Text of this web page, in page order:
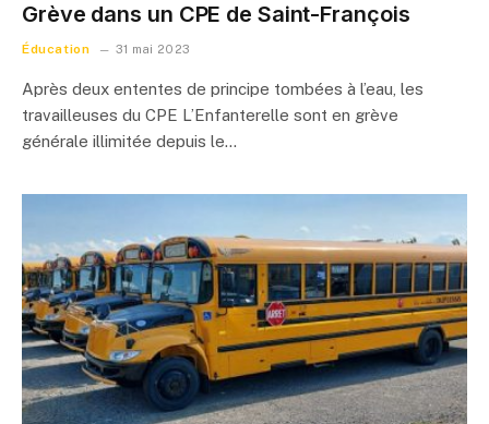
Grève dans un CPE de Saint-François
Éducation 31 mai 2023
Après deux ententes de principe tombées à l’eau, les
travailleuses du CPE L’Enfanterelle sont en grève
générale illimitée depuis le…